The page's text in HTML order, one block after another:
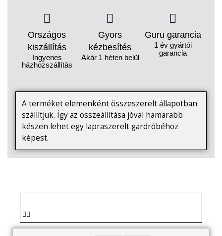
Országos
kiszállítás
Ingyenes
házhozszállítás
Gyors
kézbesítés
Akár 1 héten belül
Guru garancia
1 év gyártói
garancia
A terméket elemenként összeszerelt állapotban
szállítjuk. Így az összeállítása jóval hamarabb
készen lehet egy lapraszerelt gardróbéhoz
képest.